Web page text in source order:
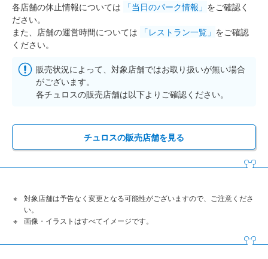
各店舗の休止情報については 「当日のパーク情報」 をご確認く
ださい。
また、店舗の運営時間については
「レストラン一覧」 をご確認
ください。
販売状況によって、対象店舗ではお取り扱いが無い場合
がございます。
各チュロスの販売店舗は以下よりご確認ください。
チュロスの販売店舗を見る
対象店舗は予告なく変更となる可能性がございますので、ご注意くださ
い。
画像・イラストはすべてイメージです。